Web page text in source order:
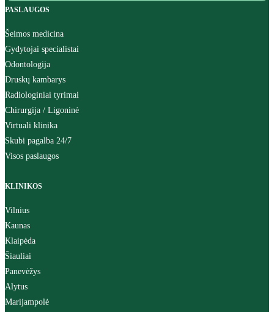
PASLAUGOS
Šeimos medicina
Gydytojai specialistai
Odontologija
Druskų kambarys
Radiologiniai tyrimai
Chirurgija / Ligoninė
Virtuali klinika
Skubi pagalba 24/7
Visos paslaugos
KLINIKOS
Vilnius
Kaunas
Klaipėda
Šiauliai
Panevėžys
Alytus
Marijampolė